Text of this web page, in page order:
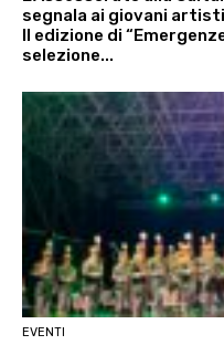
segnala ai giovani
II edizione di
selezione...
EVENTI